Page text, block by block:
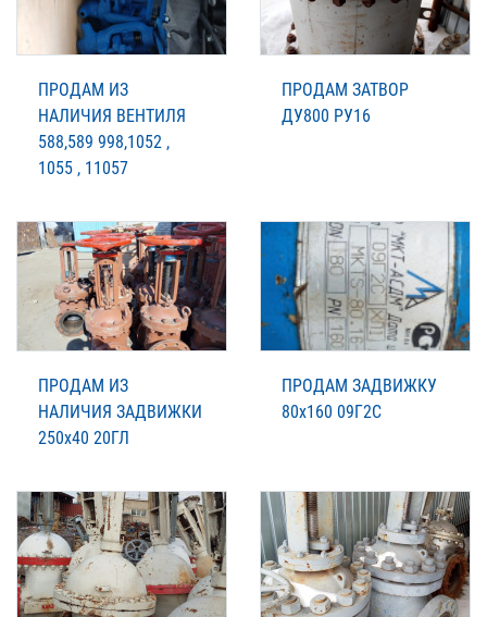
ПРОДАМ ИЗ
НАЛИЧИЯ ВЕНТИЛЯ
588,589 998,1052 ,
1055 , 11057
ПРОДАМ ЗАТВОР
ДУ800 РУ16
ПРОДАМ ИЗ
НАЛИЧИЯ ЗАДВИЖКИ
250х40 20ГЛ
ПРОДАМ ЗАДВИЖКУ
80х160 09Г2С